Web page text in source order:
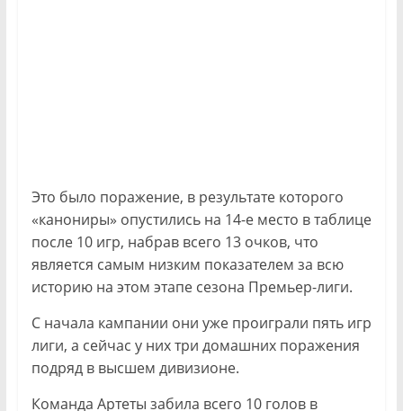
Это было поражение, в результате которого
«канониры» опустились на 14-е место в таблице
после 10 игр, набрав всего 13 очков, что
является самым низким показателем за всю
историю на этом этапе сезона Премьер-лиги.
С начала кампании они уже проиграли пять игр
лиги, а сейчас у них три домашних поражения
подряд в высшем дивизионе.
Команда Артеты забила всего 10 голов в